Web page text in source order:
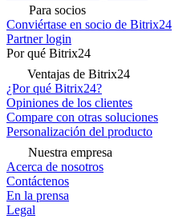
Para socios
Conviértase en socio de Bitrix24
Partner login
Por qué Bitrix24
Ventajas de Bitrix24
¿Por qué Bitrix24?
Opiniones de los clientes
Compare con otras soluciones
Personalización del producto
Nuestra empresa
Acerca de nosotros
Contáctenos
En la prensa
Legal